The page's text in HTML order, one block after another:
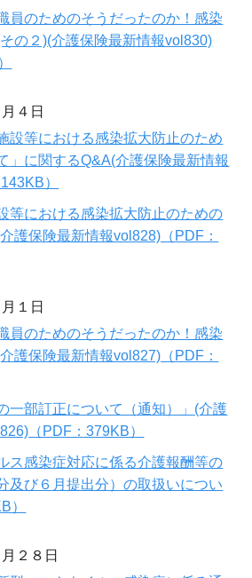
員のためのそうだったのか！感染
の２)(介護保険最新情報vol830)
４日
設等における感染拡大防止のため
」に関するQ&A(介護保険最新情報
）
等における感染拡大防止のための
護保険最新情報vol828)（PDF：
１日
員のためのそうだったのか！感染
護保険最新情報vol827)（PDF：
一部訂正について（通知）」(介護
（PDF：379KB）
ス感染症対応に係る介護報酬等の
及び６月提出分）の取扱いについ
）
２８日